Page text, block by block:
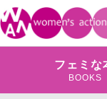
フェミな
BOOKS